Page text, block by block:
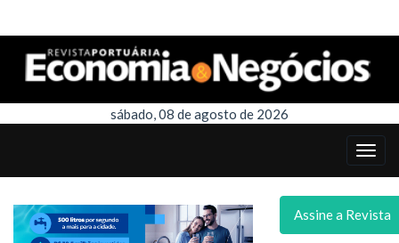
sábado, 08 de agosto de 2026
Assine a Revista